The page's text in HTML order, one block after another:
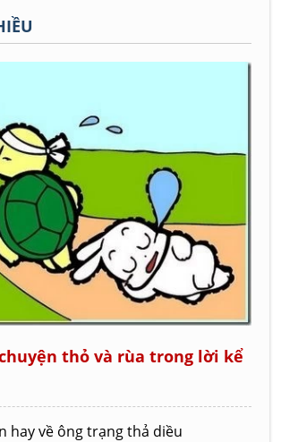
thỏ và rùa trong lời kể
hay về ông trạng thả diều